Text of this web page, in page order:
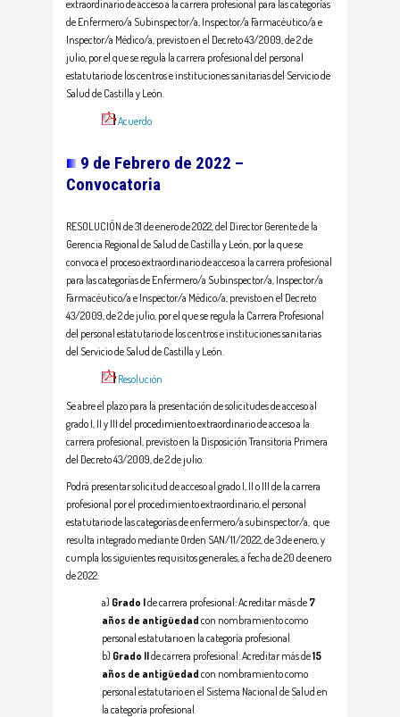
extraordinario de acceso a la carrera profesional para las categorías
de Enfermero/a Subinspector/a, Inspector/a Farmacéutico/a e
Inspector/a Médico/a, previsto en el Decreto 43/2009, de 2 de
julio, por el que se regula la carrera profesional del personal
estatutario de los centros e instituciones sanitarias del Servicio de
Salud de Castilla y León.
Acuerdo
9 de Febrero de 2022 –
Convocatoria
RESOLUCIÓN de 31 de enero de 2022, del Director Gerente de la
Gerencia Regional de Salud de Castilla y León, por la que se
convoca el proceso extraordinario de acceso a la carrera profesional
para las categorías de Enfermero/a Subinspector/a, Inspector/a
Farmacéutico/a e Inspector/a Médico/a, previsto en el Decreto
43/2009, de 2 de julio, por el que se regula la Carrera Profesional
del personal estatutario de los centros e instituciones sanitarias
del Servicio de Salud de Castilla y León.
Resolución
Se abre el plazo para la presentación de solicitudes de acceso al
grado I, II y III del procedimiento extraordinario de acceso a la
carrera profesional, previsto en la Disposición Transitoria Primera
del Decreto 43/2009, de 2 de julio.
Podrá presentar solicitud de acceso al grado I, II o III de la carrera
profesional por el procedimiento extraordinario, el personal
estatutario de las categorías de enfermero/a subinspector/a, que
resulta integrado mediante Orden SAN/11/2022, de 3 de enero, y
cumpla los siguientes requisitos generales, a fecha de 20 de enero
de 2022:
a) Grado Ide carrera profesional: Acreditar más de 7
años de antigüedad con nombramiento como
personal estatutario en la categoría profesional
b) Grado IIde carrera profesional: Acreditar más de15
años de antigüedad con nombramiento como
personal estatutario en el Sistema Nacional de Salud en
la categoría profesional